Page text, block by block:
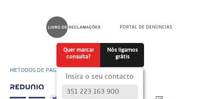
METODOS DE PAGAMENTO DISPONÍVEIS
Quer marcar
consulta?
Nós ligamos
grátis
Insira o seu contacto